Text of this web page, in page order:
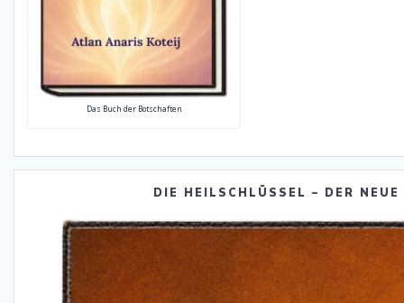
Das Buch der Botschaften
DIE HEILSCHLÜSSEL – DER